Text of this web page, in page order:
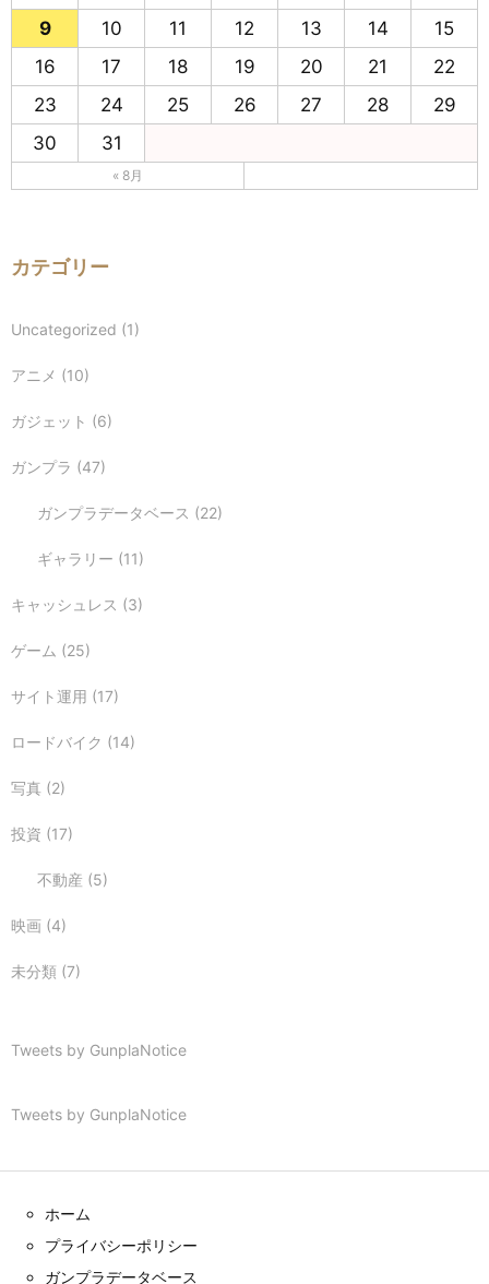
9
10 11 12 13 14
15
16
17 18 19 20 21
22
23
24 25 26 27 28
29
30
31
« 8月
カテゴリー
Uncategorized (1)
アニメ (10)
ガジェット (6)
ガンプラ (47)
ガンプラデータベース (22)
ギャラリー (11)
キャッシュレス (3)
ゲーム (25)
サイト運用 (17)
ロードバイク (14)
写真 (2)
投資 (17)
不動産 (5)
映画 (4)
未分類 (7)
Tweets by GunplaNotice
Tweets by GunplaNotice
ホーム
プライバシーポリシー
ガンプラデータベース